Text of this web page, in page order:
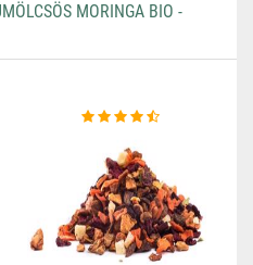
MORINGA BIO -